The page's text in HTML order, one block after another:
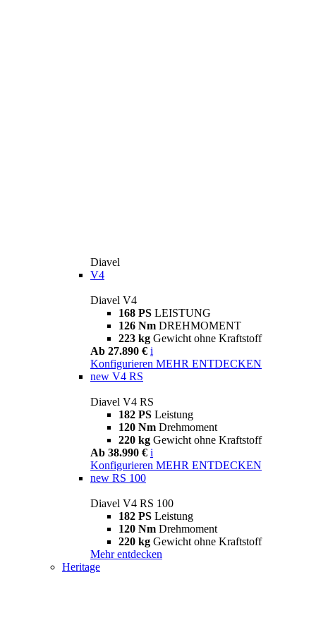
Diavel
V4
Diavel V4
168 PS LEISTUNG
126 Nm DREHMOMENT
223 kg Gewicht ohne Kraftstoff
Ab 27.890 € i
Konfigurieren MEHR ENTDECKEN
new V4 RS
Diavel V4 RS
182 PS Leistung
120 Nm Drehmoment
220 kg Gewicht ohne Kraftstoff
Ab 38.990 € i
Konfigurieren MEHR ENTDECKEN
new RS 100
Diavel V4 RS 100
182 PS Leistung
120 Nm Drehmoment
220 kg Gewicht ohne Kraftstoff
Mehr entdecken
Heritage